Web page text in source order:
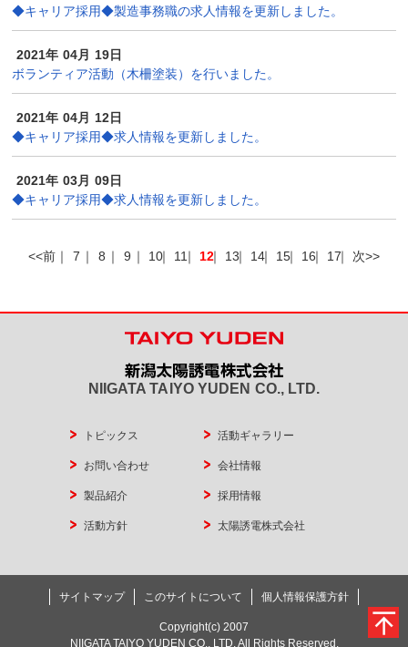
◆キャリア採用◆製造事務職の求人情報を更新しました。
2021年 04月
19日
ボランティア活動（木柵塗装）を行いました。
2021年 04月
12日
◆キャリア採用◆求人情報を更新しました。
2021年 03月 09日
◆キャリア採用◆求人情報を更新しました。
<<前｜ 7 ｜ 8 ｜ 9 ｜ 10｜ 11｜ 12｜ 13｜ 14｜ 15｜ 16｜ 17｜ 次>>
NIIGATA TAIYO YUDEN CO., LTD.
トピックス 活動ギャラリー
お問い合わせ 会社情報
製品紹介 採用情報
活動方針 太陽誘電株式会社
サイトマップ このサイトについて 個人情報保護方針
Copyright(c) 2007
NIIGATA TAIYO YUDEN CO., LTD. All Rights Reserved.